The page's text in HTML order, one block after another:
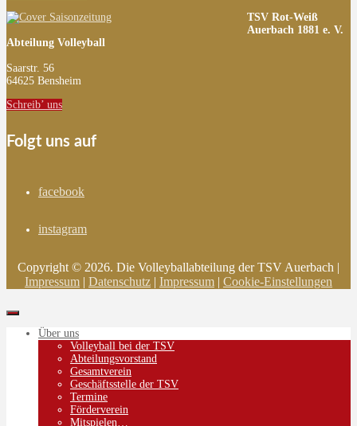
TSV Rot-Weiß
Auerbach 1881 e. V.
Abteilung Volleyball
Saarstr. 56
64625 Bensheim
Schreib’ uns
Folgt uns auf
facebook
instagram
Copyright © 2026. Die Volleyballabteilung der TSV Auerbach |
Impressum | Datenschutz | Impressum | Cookie-Einstellungen
Über uns
Volleyball bei der TSV
Abteilungsvorstand
Gesamtverein
Geschäftsstelle der TSV
Termine
Förderverein
Mitspielen…